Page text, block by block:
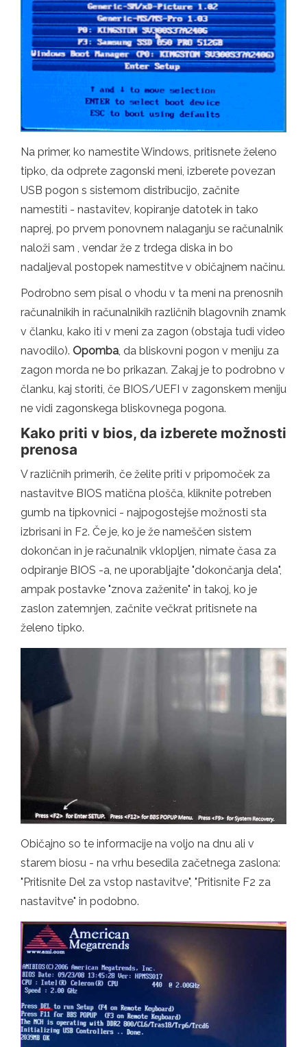
Na primer, ko namestite Windows, pritisnete želeno
tipko, da odprete zagonski meni, izberete povezan
USB pogon s sistemom distribucijo, začnite
namestiti - nastavitev, kopiranje datotek in tako
naprej, po prvem ponovnem nalaganju se računalnik
naloži sam , vendar že z trdega diska in bo
nadaljeval postopek namestitve v običajnem načinu.
Podrobno sem pisal o vhodu v ta meni na prenosnih
računalnikih in računalnikih različnih blagovnih znamk
v članku, kako iti v meni za zagon (obstaja tudi video
navodilo). Opomba , da bliskovni pogon v meniju za
zagon morda ne bo prikazan. Zakaj je to podrobno v
članku, kaj storiti, če BIOS/UEFI v zagonskem meniju
ne vidi zagonskega bliskovnega pogona.
Kako priti v bios, da izberete možnosti
prenosa
V različnih primerih, če želite priti v pripomoček za
nastavitve BIOS matična plošča, kliknite potreben
gumb na tipkovnici - najpogostejše možnosti sta
izbrisani in F2. Če je, ko je že nameščen sistem
dokončan in je računalnik vklopljen, nimate časa za
odpiranje BIOS -a, ne uporabljajte "dokončanja dela",
ampak postavke "znova zaženite" in takoj, ko je
zaslon zatemnjen, začnite večkrat pritisnete na
želeno tipko.
Običajno so te informacije na voljo na dnu ali v
starem biosu - na vrhu besedila začetnega zaslona:
"Pritisnite Del za vstop nastavitve", "Pritisnite F2 za
nastavitve" in podobno.